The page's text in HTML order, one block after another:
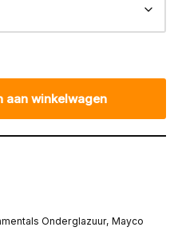
aan winkelwagen
Onderglazuur, Mayco